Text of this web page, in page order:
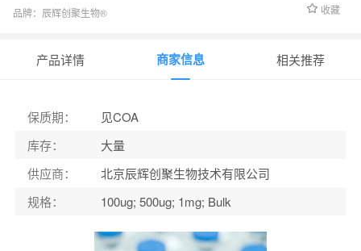
品牌： 辰辉创聚生物®️ 收藏
产品详情 商家信息 相关推荐
保质期：
见COA
库存：
大量
供应商：
北京辰辉创聚生物技术有限公司
规格： 100ug; 500ug; 1mg; Bulk